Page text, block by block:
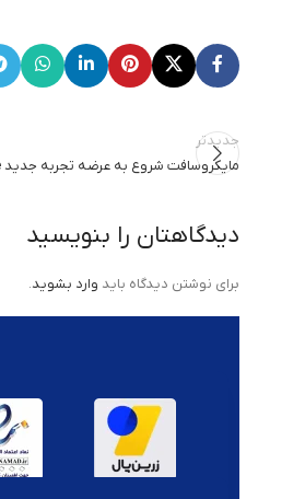
جدیدتر
مایکروسافت شروع به عرضه تجربه جدید Xbox Home می کند
دیدگاهتان را بنویسید
برای نوشتن دیدگاه باید وارد بشوید.